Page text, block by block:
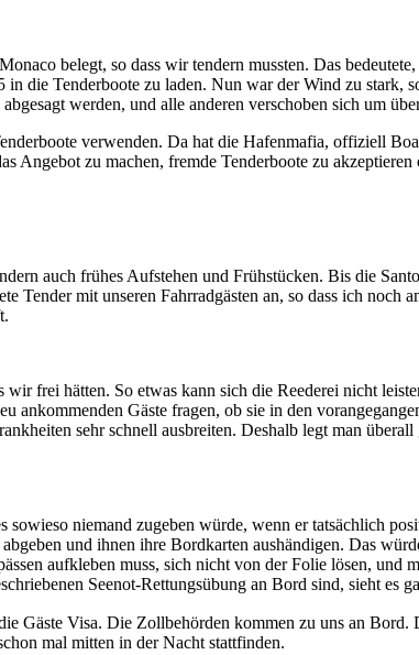
belegt, so dass wir tendern mussten. Das
die Tenderboote zu laden. Nun war der Wind zu stark,
werden, und alle anderen verschoben sich um
verwenden. Da hat die Hafenmafia, offiziell
zu machen, fremde Tenderboote zu
auch frühes Aufstehen und Frühstücken. Bis die
mit unseren Fahrradgästen an, so dass ich noch
wir frei hätten. So etwas kann sich die Reederei nicht
Gäste fragen, ob sie in den
sehr schnell ausbreiten. Deshalb legt man
niemand zugeben würde, wenn er tatsächlich
und ihnen ihre Bordkarten aushändigen. Das
aufkleben muss, sich nicht von der Folie lösen,
Seenot-Rettungsübung an Bord sind, sieht es
Visa. Die Zollbehörden kommen zu uns an Bord.
mal mitten in der Nacht stattfinden.